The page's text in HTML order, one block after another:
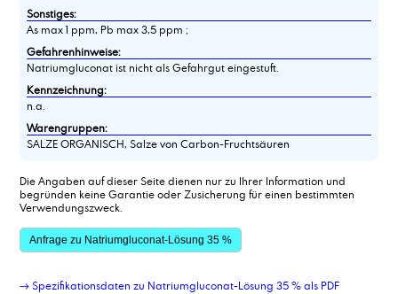
Sonstiges:
As max 1 ppm, Pb max 3,5 ppm ;
Gefahrenhinweise:
Natriumgluconat ist nicht als Gefahrgut eingestuft.
Kennzeichnung:
n.a.
Warengruppen:
SALZE ORGANISCH, Salze von Carbon-Fruchtsäuren
Die Angaben auf dieser Seite dienen nur zu Ihrer Information und
begründen keine Garantie oder Zusicherung für einen bestimmten
Verwendungszweck.
Anfrage zu Natriumgluconat-Lösung 35 %
→ Spezifikationsdaten zu Natriumgluconat-Lösung 35 % als PDF